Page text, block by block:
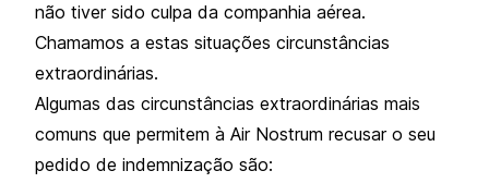
não tiver sido culpa da companhia aérea.
Chamamos a estas situações circunstâncias
extraordinárias.
Algumas das circunstâncias extraordinárias mais
comuns que permitem à Air Nostrum recusar o seu
pedido de indemnização são: